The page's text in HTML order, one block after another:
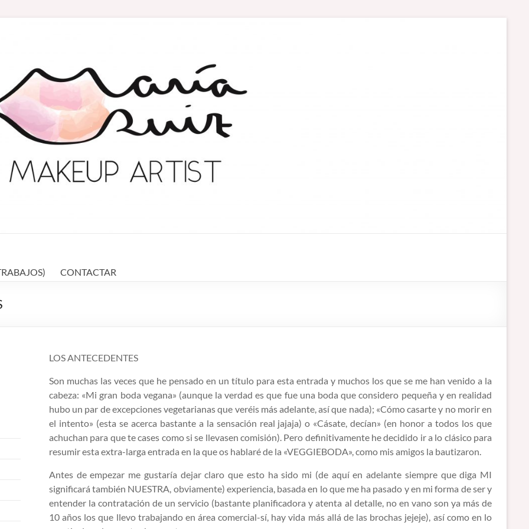
CONTACTAR
LOS ANTECEDENTES
Son muchas las veces que he pensado en un título para esta entrada y muchos los que se me han venido a la
cabeza: «Mi gran boda vegana» (aunque la verdad es que fue una boda que considero pequeña y en realidad
hubo un par de excepciones vegetarianas que veréis más adelante, así que nada); «Cómo casarte y no morir en
el intento» (esta se acerca bastante a la sensación real jajaja) o «Cásate, decían» (en honor a todos los que
achuchan para que te cases como si se llevasen comisión). Pero definitivamente he decidido ir a lo clásico para
resumir esta extra-larga entrada en la que os hablaré de la «VEGGIEBODA», como mis amigos la bautizaron.
Antes de empezar me gustaría dejar claro que esto ha sido mi (de aquí en adelante siempre que diga MI
significará también NUESTRA, obviamente) experiencia, basada en lo que me ha pasado y en mi forma de ser y
entender la contratación de un servicio (bastante planificadora y atenta al detalle, no en vano son ya más de
10 años los que llevo trabajando en área comercial-sí, hay vida más allá de las brochas jejeje), así como en lo